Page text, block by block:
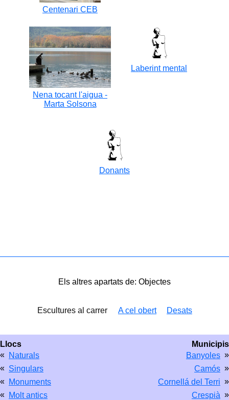
Centenari CEB
Nena tocant l'aigua -
Marta Solsona
Laberint mental
Donants
Els altres apartats de: Objectes
Escultures al carrer A cel obert Desats
Municipis
Banyoles »
Camós »
Cornellá del Terri »
Crespià »
Llocs
« Naturals
« Singulars
« Monuments
« Molt antics